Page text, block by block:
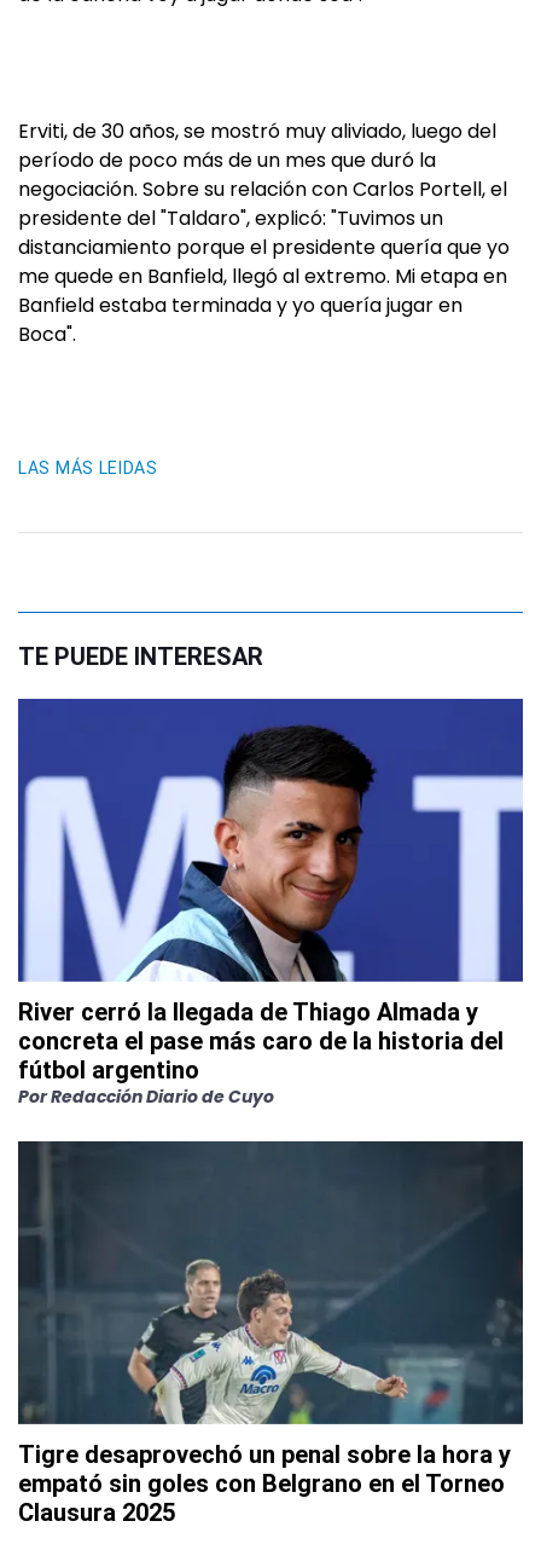
Erviti, de 30 años, se mostró muy aliviado, luego del
período de poco más de un mes que duró la
negociación. Sobre su relación con Carlos Portell, el
presidente del "Taldaro", explicó: "Tuvimos un
distanciamiento porque el presidente quería que yo
me quede en Banfield, llegó al extremo. Mi etapa en
Banfield estaba terminada y yo quería jugar en
Boca".
LAS MÁS LEIDAS
TE PUEDE INTERESAR
River cerró la llegada de Thiago Almada y
concreta el pase más caro de la historia del
fútbol argentino
PorRedacción Diario de Cuyo
Tigre desaprovechó un penal sobre la hora y
empató sin goles con Belgrano en el Torneo
Clausura 2025